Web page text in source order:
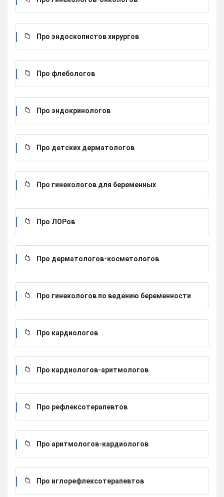
Про эндоскопистов хирургов
Про флебологов
Про эндокринологов
Про детских дерматологов
Про гинекологов для беременных
Про ЛОРов
Про дерматологов-косметологов
Про гинекологов по ведению беременности
Про кардиологов
Про кардиологов-аритмологов
Про рефлексотерапевтов
Про аритмологов-кардиологов
Про иглорефлексотерапевтов